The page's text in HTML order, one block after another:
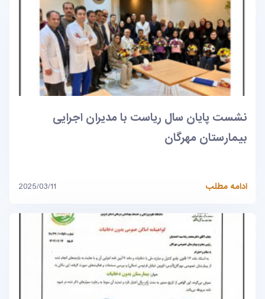
نشست پایان سال ریاست با مدیران اجرایی
بیمارستان مهرگان
ادامه مطلب 2025/03/11